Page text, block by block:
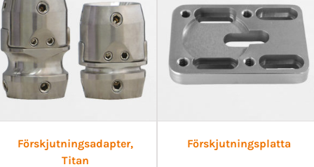
Förskjutningsadapter,
Titan
Förskjutningsplatta